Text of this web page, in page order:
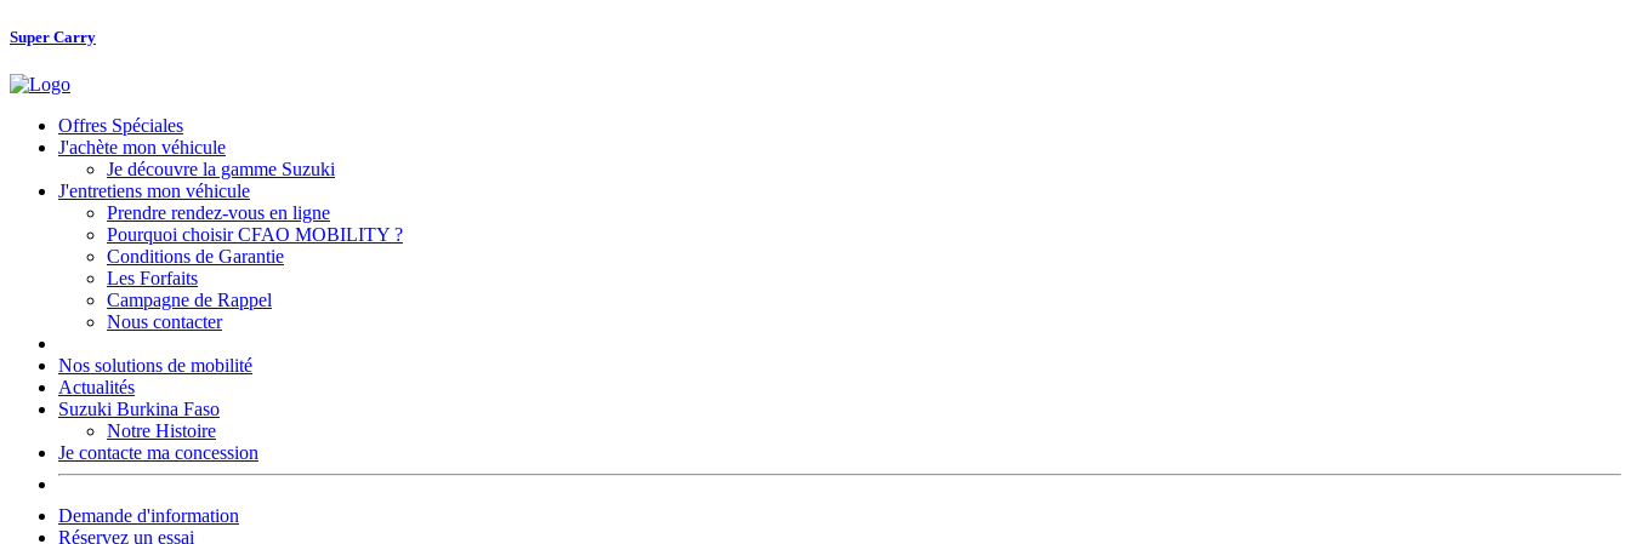
Super Carry
Offres Spéciales
J'achète mon véhicule
Je découvre la gamme Suzuki
J'entretiens mon véhicule
Prendre rendez-vous en ligne
Pourquoi choisir CFAO MOBILITY ?
Conditions de Garantie
Les Forfaits
Campagne de Rappel
Nous contacter
Nos solutions de mobilité
Actualités
Suzuki Burkina Faso
Notre Histoire
Je contacte ma concession
Demande d'information
Réservez un essai